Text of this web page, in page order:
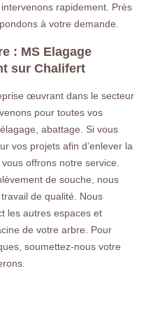
rapidement. Près
à votre demande.
: MS Elagage
sur Chalifert
œuvrant dans le secteur
pour toutes vos
abattage. Si vous
vos projets afin d’enlever la
offrons notre service.
de souche, nous
de qualité. Nous
les autres espaces et
de votre arbre. Pour
soumettez-nous votre